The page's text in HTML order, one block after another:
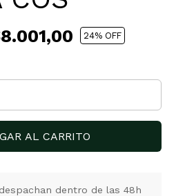
24% OFF
AL CARRITO
dentro de las 48h